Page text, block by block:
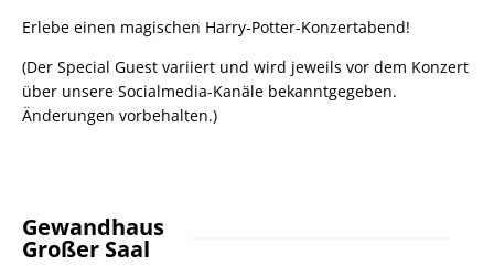
Erlebe einen magischen Harry-Potter-Konzertabend!
(Der Special Guest variiert und wird jeweils vor dem Konzert
über unsere Socialmedia-Kanäle bekanntgegeben.
Änderungen vorbehalten.)
Gewandhaus
Großer Saal